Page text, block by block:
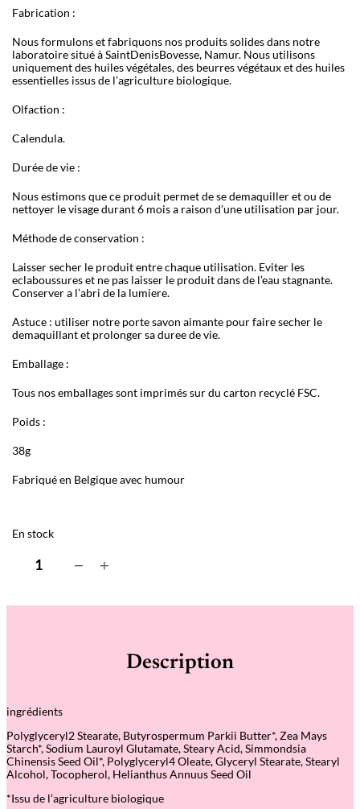
Fabrication :
Nous formulons et fabriquons nos produits solides dans notre
laboratoire situé à SaintDenisBovesse, Namur. Nous utilisons
uniquement des huiles végétales, des beurres végétaux et des huiles
essentielles issus de l’agriculture biologique.
Olfaction :
Calendula.
Durée de vie :
Nous estimons que ce produit permet de se demaquiller et ou de
nettoyer le visage durant 6 mois a raison d’une utilisation par jour.
Méthode de conservation :
Laisser secher le produit entre chaque utilisation. Eviter les
eclaboussures et ne pas laisser le produit dans de l’eau stagnante.
Conserver a l’abri de la lumiere.
Astuce : utiliser notre porte savon aimante pour faire secher le
demaquillant et prolonger sa duree de vie.
Emballage :
Tous nos emballages sont imprimés sur du carton recyclé FSC.
Poids :
38g
Fabriqué en Belgique avec humour
En stock
t
m
q
u
i
l
a
− +
Description
ingrédients
Polyglyceryl2 Stearate, Butyrospermum Parkii Butter*, Zea Mays
Starch*, Sodium Lauroyl Glutamate, Steary Acid, Simmondsia
Chinensis Seed Oil*, Polyglyceryl4 Oleate, Glyceryl Stearate, Stearyl
Alcohol, Tocopherol, Helianthus Annuus Seed Oil
*Issu de l’agriculture biologique